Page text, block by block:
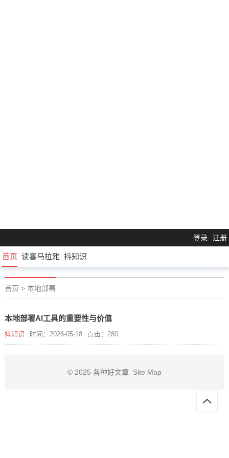
登录 注册
首页 读喜马拉雅 抖知识
首页 > 本地部署
本地部署AI工具的重要性与价值
抖知识 时间：2026-05-18 点击：280
© 2025 各种好文章 Site Map